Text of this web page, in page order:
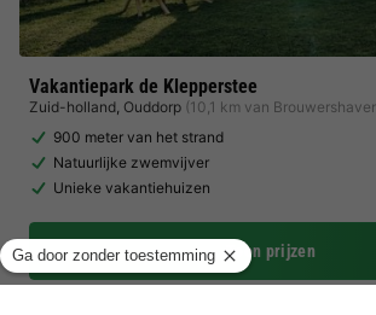
Vakantiepark de Klepperstee
Zuid-holland, Ouddorp (10,1 km van
900 meter van het strand
Natuurlijke zwemvijver
Unieke vakantiehuizen
Toon prijzen